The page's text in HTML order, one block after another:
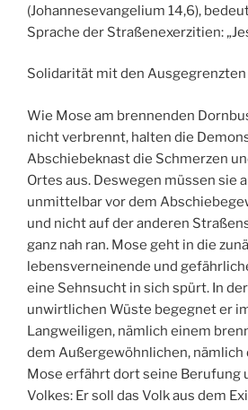
(Johannesevangelium 14,6),
Sprache der Straßenexerzitien:
Solidarität mit den Ausgegrenzten
Wie Mose am brennenden
nicht verbrennt, halten die
Abschiebeknast die Schmerzen
Ortes aus. Deswegen müssen sie
unmittelbar vor dem
und nicht auf der anderen
ganz nah ran. Mose geht in die
lebensverneinende und
eine Sehnsucht in sich spürt. In
unwirtlichen Wüste begegnet er
Langweiligen, nämlich einem
dem Außergewöhnlichen, nämlich
Mose erfährt dort seine Berufung
Volkes: Er soll das Volk aus dem